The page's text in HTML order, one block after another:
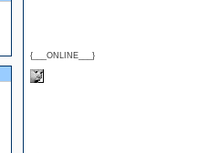
{___ONLINE___}